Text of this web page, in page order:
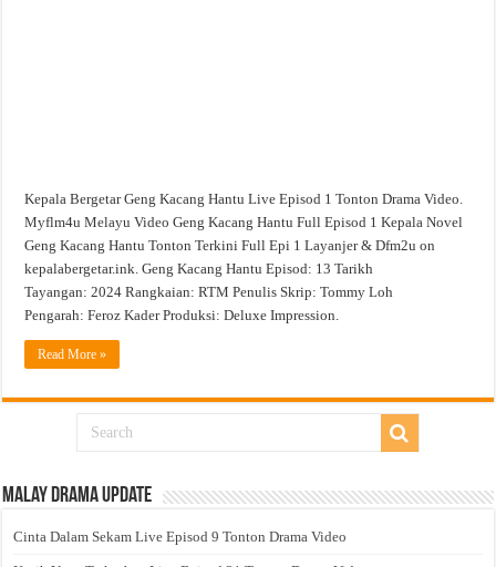
Kepala Bergetar Geng Kacang Hantu Live Episod 1 Tonton Drama Video.
Myflm4u Melayu Video Geng Kacang Hantu Full Episod 1 Kepala Novel
Geng Kacang Hantu Tonton Terkini Full Epi 1 Layanjer & Dfm2u on
kepalabergetar.ink. Geng Kacang Hantu Episod: 13 Tarikh
Tayangan: 2024 Rangkaian: RTM Penulis Skrip: Tommy Loh
Pengarah: Feroz Kader Produksi: Deluxe Impression.
Read More »
Malay Drama Update
Cinta Dalam Sekam Live Episod 9 Tonton Drama Video